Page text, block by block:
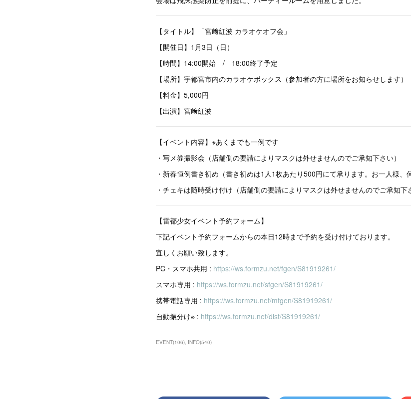
【タイトル】「宮﨑紅波 カラオケオフ会」
【開催日】1月3日（日）
【時間】14:00開始 / 18:00終了予定
【場所】宇都宮市内のカラオケボックス（参加者の方に場所をお知らせします）
【料金】5,000円
【出演】宮﨑紅波
【イベント内容】※あくまでも一例です
・写メ券撮影会（店舗側の要請によりマスクは外せませんのでご承知下さい）
・新春恒例書き初め（書き初めは1人1枚あたり500円にて承ります。お一人様、
・チェキは随時受け付け（店舗側の要請によりマスクは外せませんのでご承知下
【雷都少女イベント予約フォーム】
下記イベント予約フォームからの本日12時まで予約を受け付けております。
宜しくお願い致します。
PC・スマホ共用 : https://ws.formzu.net/fgen/S81919261/
スマホ専用 : https://ws.formzu.net/sfgen/S81919261/
携帯電話専用 : https://ws.formzu.net/mfgen/S81919261/
自動振分け※ : https://ws.formzu.net/dist/S81919261/
EVENT(106) INFO(540)